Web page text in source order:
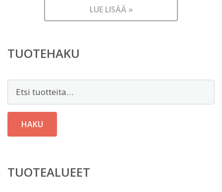
LUE LISÄÄ »
TUOTEHAKU
Etsi:
HAKU
TUOTEALUEET